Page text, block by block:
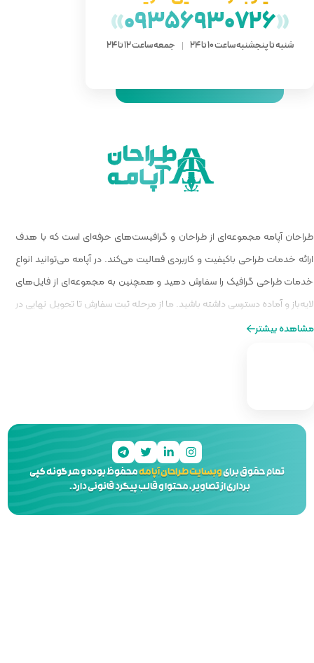
»
ساعت 12 تا 24
گرافیست‌های حرفه‌ای است که با هدف
می‌کند. در آپامه می‌توانید انواع
همچنین به مجموعه‌ای از فایل‌های
مرحله ثبت سفارش تا تحویل نهایی در
از طراحی را برایتان فراهم کنیم.
محفوظ بوده و هر گونه کپی
و قالب پیگرد قانونی دارد.